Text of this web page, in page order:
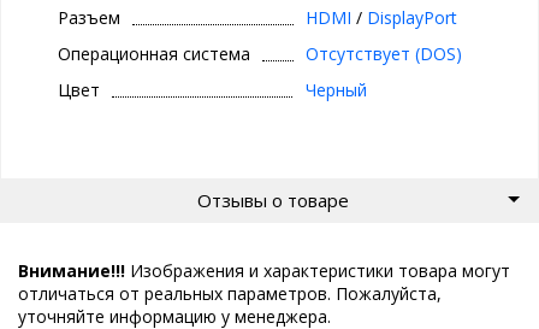
Разъем
HDMI / DisplayPort
Операционная система
Отсутствует (DOS)
Цвет
Черный
Отзывы о товаре
Внимание!!! Изображения и характеристики товара могут
отличаться от реальных параметров. Пожалуйста,
уточняйте информацию у менеджера.